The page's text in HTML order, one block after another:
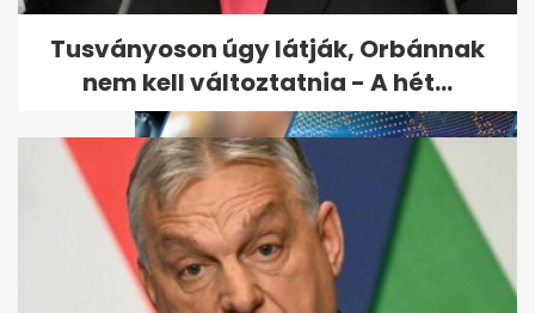
szabadon...
Tusványoson úgy látják, Orbánnak
nem kell változtatnia - A hét...